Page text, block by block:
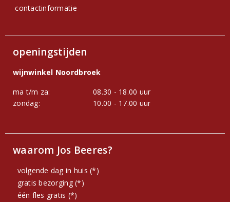
contactinformatie
openingstijden
wijnwinkel Noordbroek
ma t/m za:
08.30 - 18.00 uur
zondag:
10.00 - 17.00 uur
waarom Jos Beeres?
volgende dag in huis (*)
gratis bezorging (*)
één fles gratis (*)